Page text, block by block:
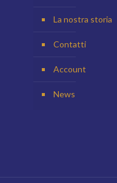
La nostra storia
Contatti
Account
News